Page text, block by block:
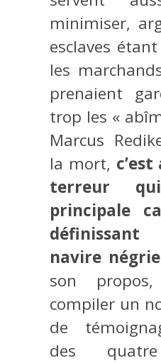
minimiser,
esclaves
les
prenaient
trop les «
Marcus
la mort,
terreur
principale
navire
son
compiler un
de
des